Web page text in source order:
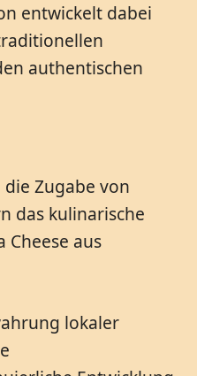
entwickelt dabei
authentischen
Zugabe von
das kulinarische
aus
lokaler